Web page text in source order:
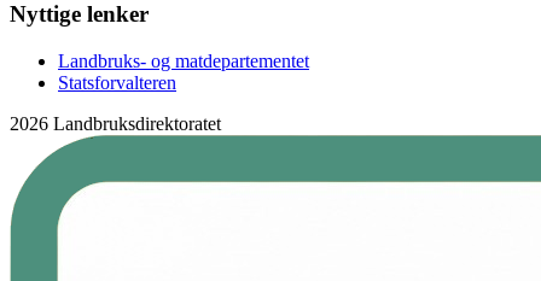
Nyttige lenker
Landbruks- og matdepartementet
Statsforvalteren
2026 Landbruksdirektoratet